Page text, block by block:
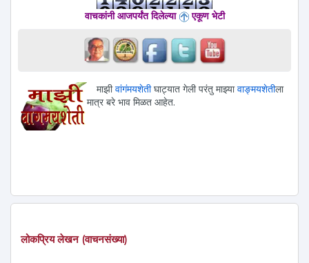
वाचकांनी आजपर्यंत दिलेल्या एकूण भेटी
माझीवांगंमयशेतीघाट्यात गेली परंतु माझ्यावाङ्मयशेतीला
मात्र बरे भाव मिळत आहेत.
लोकप्रिय लेखन (वाचनसंख्या)